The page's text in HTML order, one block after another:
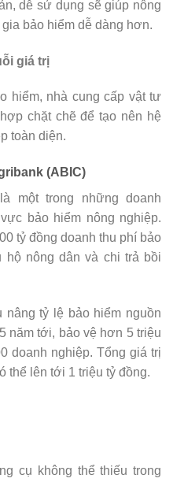
dễ sử dụng sẽ giúp nông
bảo hiểm dễ dàng hơn.
giá trị
hiểm, nhà cung cấp vật tư
chặt chẽ để tạo nên hệ
toàn diện.
(ABIC)
một trong những doanh
bảo hiểm nông nghiệp.
tỷ đồng doanh thu phí bảo
hộ nông dân và chi trả bồi
nâng tỷ lệ bảo hiểm nguồn
năm tới, bảo vệ hơn 5 triệu
doanh nghiệp. Tổng giá trị
thể lên tới 1 triệu tỷ đồng.
cụ không thể thiếu trong